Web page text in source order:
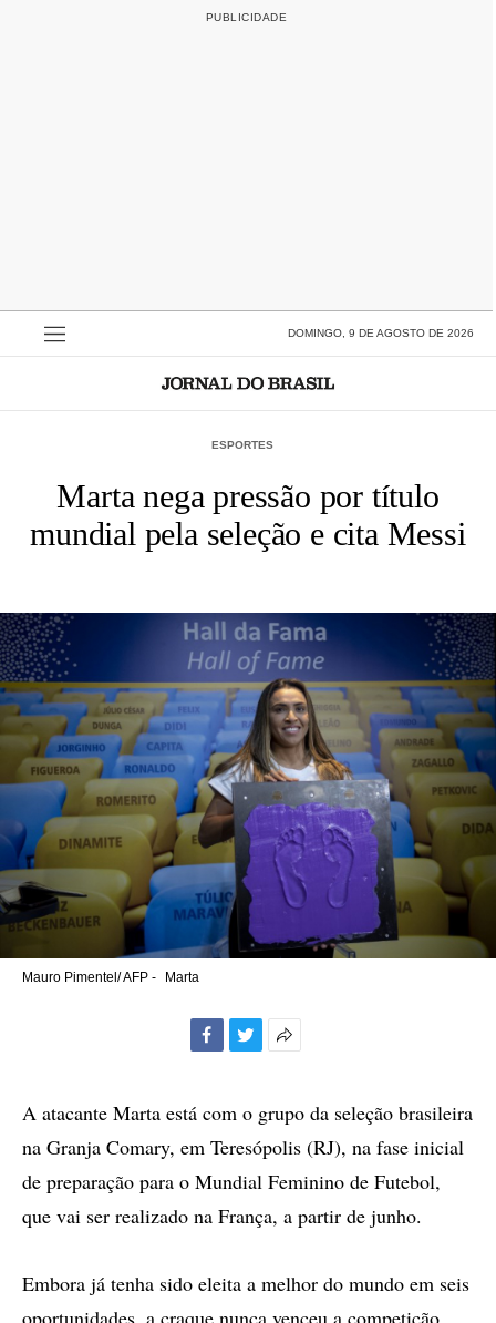
DOMINGO, 9 DE AGOSTO DE 2026
ESPORTES
Marta nega pressão por título
mundial pela seleção e cita Messi
Mauro Pimentel/ AFP - Marta
compartilhamento
A atacante Marta está com o grupo da seleção brasileira
na Granja Comary, em Teresópolis (RJ), na fase inicial
de preparação para o Mundial Feminino de Futebol,
que vai ser realizado na França, a partir de junho.
Embora já tenha sido eleita a melhor do mundo em seis
oportunidades, a craque nunca venceu a competição.